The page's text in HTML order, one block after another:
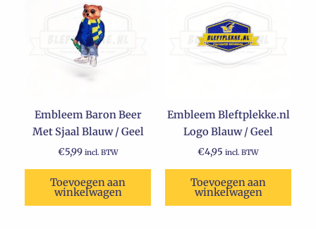
Embleem Baron Beer
Met Sjaal Blauw / Geel
€5,99 incl. BTW
Toevoegen aan
winkelwagen
Embleem Bleftplekke.nl
Logo Blauw / Geel
€4,95 incl. BTW
Toevoegen aan
winkelwagen